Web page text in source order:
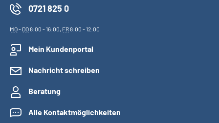
0721 825 0
MO- DO8:00 - 16:00, FR8:00 - 12:00
Mein Kundenportal
Nachricht schreiben
Beratung
Alle Kontaktmöglichkeiten